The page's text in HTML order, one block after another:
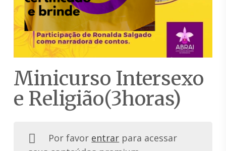
Minicurso Intersexo
e Religião(3horas)
Por favor entrar para acessar